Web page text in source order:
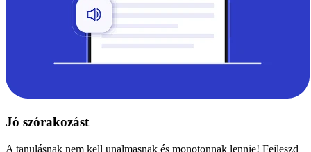
Jó szórakozást
A tanulásnak nem kell unalmasnak és monotonnak lennie! Fejleszd